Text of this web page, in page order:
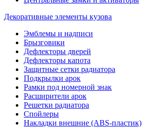
Декоративные элементы кузова
Эмблемы и надписи
Брызговики
Дефлекторы дверей
Дефлекторы капота
Защитные сетки радиатора
Подкрылки арок
Рамки под номерной знак
Расширители арок
Решетки радиатора
Спойлеры
Накладки внешние (ABS-пластик)